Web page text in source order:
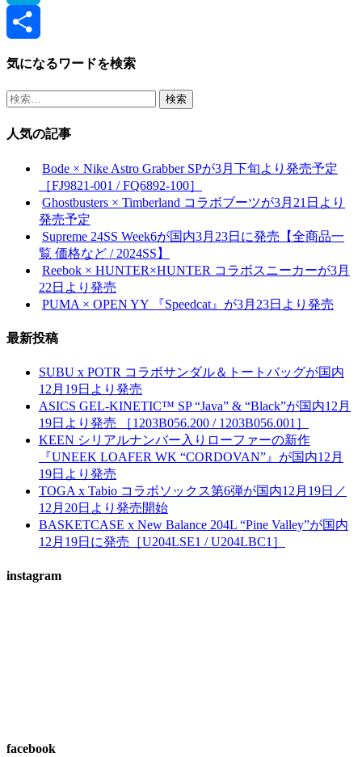
Hatena
共
有
気になるワードを検索
検
人気の記事
Bode × Nike Astro Grabber SPが3月下旬より発売予定
［FJ9821-001 / FQ6892-100］
Ghostbusters × Timberland コラボブーツが3月21日より
発売予定
Supreme 24SS Week6が国内3月23日に発売【全商品一
覧 価格など / 2024SS】
Reebok × HUNTER×HUNTER コラボスニーカーが3月
22日より発売
PUMA × OPEN YY 『Speedcat』が3月23日より発売
最新投稿
SUBU x POTR コラボサンダル＆トートバッグが国内
12月19日より発売
ASICS GEL-KINETIC™ SP “Java” & “Black”が国内12月
19日より発売 ［1203B056.200 / 1203B056.001］
KEEN シリアルナンバー入りローファーの新作
『UNEEK LOAFER WK “CORDOVAN”』が国内12月
19日より発売
TOGA x Tabio コラボソックス第6弾が国内12月19日／
12月20日より発売開始
BASKETCASE x New Balance 204L “Pine Valley”が国内
12月19日に発売［U204LSE1 / U204LBC1］
instagram
facebook